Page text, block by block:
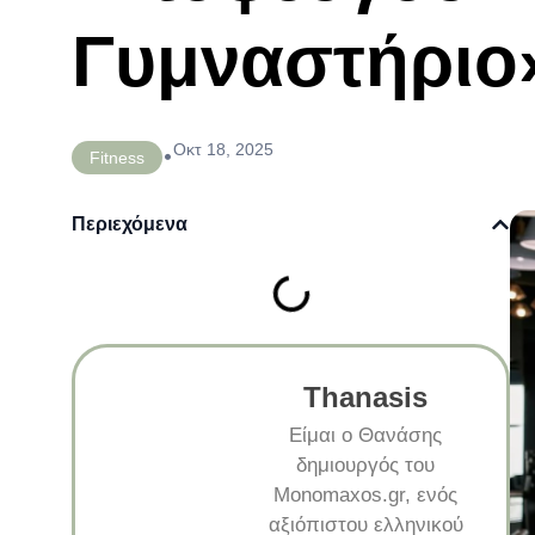
Fitness •Οκτ 18, 2025
Περιεχόμενα
Thanasis
Είμαι ο Θανάσης
δημιουργός του
Monomaxos.gr, ενός
αξιόπιστου ελληνικού